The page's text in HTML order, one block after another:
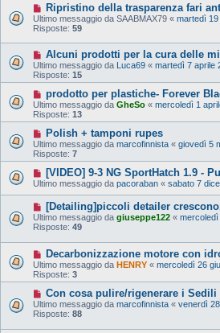
Ripristino della trasparenza fari
Ultimo messaggio da SAABMAX79 « martedì 19
Risposte: 59
Alcuni prodotti per la cura delle
Ultimo messaggio da Luca69 « martedì 7 aprile
Risposte: 15
prodotto per plastiche- Forever
Ultimo messaggio da GheSo « mercoledì 1
Risposte: 13
Polish + tamponi rupes
Ultimo messaggio da marcofinnista « giovedì 5
Risposte: 7
[VIDEO] 9-3 NG SportHatch 1.9 -
Ultimo messaggio da pacoraban « sabato 7
[Detailing]piccoli detailer
Ultimo messaggio da giuseppe122 « mercoledì
Risposte: 49
Decarbonizzazione motore con
Ultimo messaggio da HENRY « mercoledì 26
Risposte: 3
Con cosa pulire/rigenerare i Sedili
Ultimo messaggio da marcofinnista « venerdì
Risposte: 88